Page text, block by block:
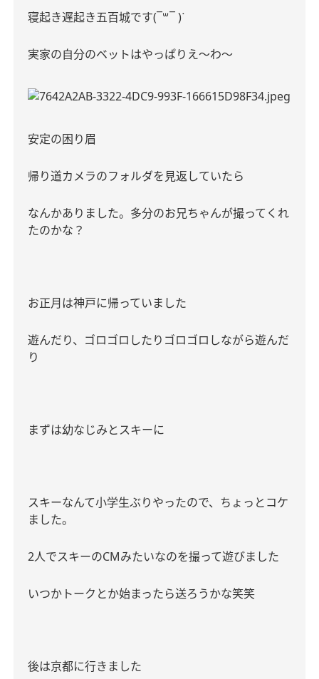
寝起き遅起き五百城です(¯꒳​¯ )ᐝ
実家の自分のベットはやっぱりえ〜わ〜
安定の困り眉
帰り道カメラのフォルダを見返していたら
なんかありました。多分のお兄ちゃんが撮ってくれ
たのかな？
お正月は神戸に帰っていました
遊んだり、ゴロゴロしたりゴロゴロしながら遊んだ
り
まずは幼なじみとスキーに
スキーなんて小学生ぶりやったので、ちょっとコケ
ました。
2人でスキーのCMみたいなのを撮って遊びました
いつかトークとか始まったら送ろうかな笑笑
後は京都に行きました